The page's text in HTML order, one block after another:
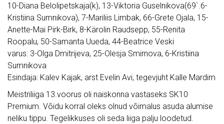
10-Diana Belolipetskaja(k), 13-Viktoria Guselnikova(69`.6-
Kristiina Sumnikova), 7-Mariliis Limbak, 66-Grete Ojala, 15-
Anette-Mai Pirk-Birk, 8-Kärolin Raudsepp, 55-Renita
Roopalu, 50-Samanta Uueda, 44-Beatrice Veski
varus: 3-Olga Dmitrijeva, 25-Olesja Smirnova, 6-Kristiina
Sumnikova
Esindaja: Kalev Kajak, arst Evelin Avi, tegevjuht Kalle Mardim
Meistriliiga 13.voorus oli naiskonna vastaseks SK10
Premium. Võidu korral oleks olnud võimalus asuda alumise
neliku tippu. Tegelikkuses oli seda liiga palju loodetud.